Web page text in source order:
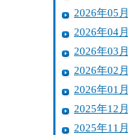
2026年05月
2026年04月
2026年03月
2026年02月
2026年01月
2025年12月
2025年11月